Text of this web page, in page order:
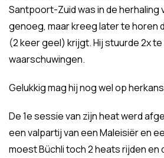
Santpoort-Zuid was in de herhaling
genoeg, maar kreeg later te horen
(2 keer geel) krijgt. Hij stuurde 2x
waarschuwingen.
Gelukkig mag hij nog wel op
De 1e sessie van zijn heat werd
een valpartij van een Maleisiër en
moest Büchli toch 2 heats rijden en